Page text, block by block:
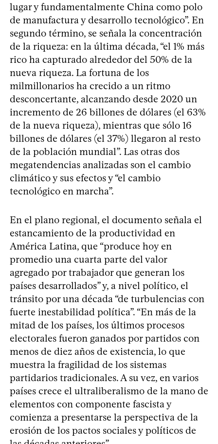
lugar y fundamentalmente China como polo
de manufactura y desarrollo tecnológico”. En
segundo término, se señala la concentración
de la riqueza: en la última década, “el 1% más
rico ha capturado alrededor del 50% de la
nueva riqueza. La fortuna de los
milmillonarios ha crecido a un ritmo
desconcertante, alcanzando desde 2020 un
incremento de 26 billones de dólares (el 63%
de la nueva riqueza), mientras que sólo 16
billones de dólares (el 37%) llegaron al resto
de la población mundial”. Las otras dos
megatendencias analizadas son el cambio
climático y sus efectos y “el cambio
tecnológico en marcha”.
En el plano regional, el documento señala el
estancamiento de la productividad en
América Latina, que “produce hoy en
promedio una cuarta parte del valor
agregado por trabajador que generan los
países desarrollados” y, a nivel político, el
tránsito por una década “de turbulencias con
fuerte inestabilidad política”. “En más de la
mitad de los países, los últimos procesos
electorales fueron ganados por partidos con
menos de diez años de existencia, lo que
muestra la fragilidad de los sistemas
partidarios tradicionales. A su vez, en varios
países crece el ultraliberalismo de la mano de
elementos con componente fascista y
comienza a presentarse la perspectiva de la
erosión de los pactos sociales y políticos de